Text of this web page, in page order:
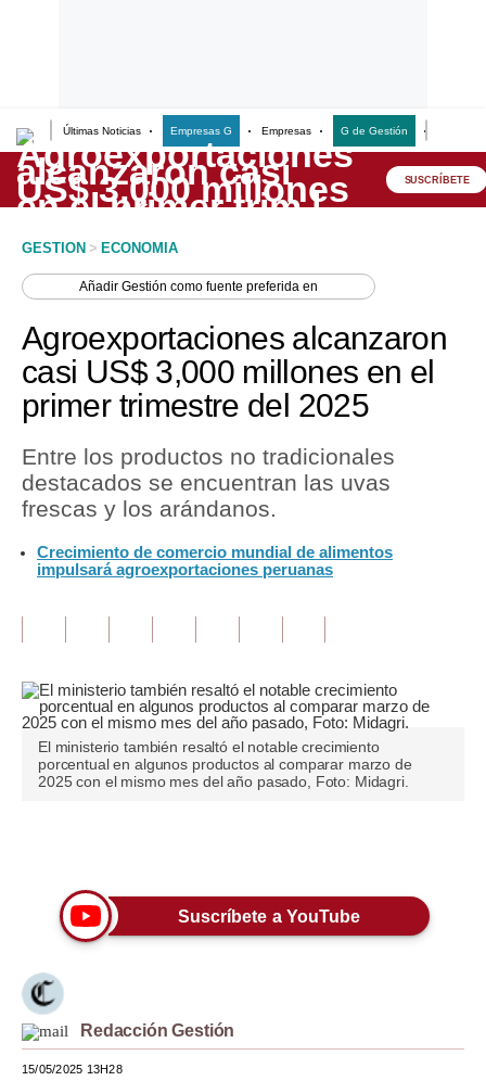
Últimas Noticias Empresas G Empresas G de Gestión
Lo último
Peru Quiosco
Economía
Mercados
Política
Finanzas Personales
Inmobiliarias
Opinión
Editorial
Pregunta de hoy
Lujo
Moda
Estilos
SUSCRÍBETE
GESTION > ECONOMIA
AñadirGestión como fuente preferida en
Agroexportaciones alcanzaron
casi US$ 3,000 millones en el
primer trimestre del 2025
Entre los productos no tradicionales
destacados se encuentran las uvas
frescas y los arándanos.
Crecimiento de comercio mundial de alimentos
impulsará agroexportaciones peruanas
El ministerio también resaltó el notable crecimiento
porcentual en algunos productos al comparar marzo de
2025 con el mismo mes del año pasado, Foto: Midagri.
Suscríbete a YouTube
Redacción Gestión
15/05/2025 13H28